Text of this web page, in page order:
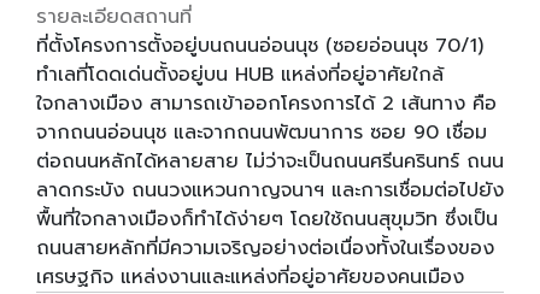
รายละเอียดสถานที่
ที่ตั้งโครงการตั้งอยู่บนถนนอ่อนนุช (ซอยอ่อนนุช 70/1)
ทำเลที่โดดเด่นตั้งอยู่บน HUB แหล่งที่อยู่อาศัยใกล้
ใจกลางเมือง สามารถเข้าออกโครงการได้ 2 เส้นทาง คือ
จากถนนอ่อนนุช และจากถนนพัฒนาการ ซอย 90 เชื่อม
ต่อถนนหลักได้หลายสาย ไม่ว่าจะเป็นถนนศรีนครินทร์ ถนน
ลาดกระบัง ถนนวงแหวนกาญจนาฯ และการเชื่อมต่อไปยัง
พื้นที่ใจกลางเมืองก็ทำได้ง่ายๆ โดยใช้ถนนสุขุมวิท ซึ่งเป็น
ถนนสายหลักที่มีความเจริญอย่างต่อเนื่องทั้งในเรื่องของ
เศรษฐกิจ แหล่งงานและแหล่งที่อยู่อาศัยของคนเมือง